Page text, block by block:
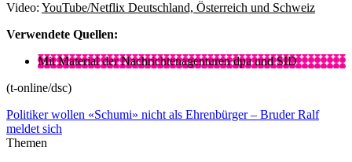
Video: YouTube/Netflix Deutschland, Österreich und Schweiz
Verwendete Quellen:
Mit Material der Nachrichtenagenturen dpa und SID
(t-online/dsc)
Politiker wollen «Schumi» nicht als Ehrenbürger – Bruder Ralf
meldet sich
Themen